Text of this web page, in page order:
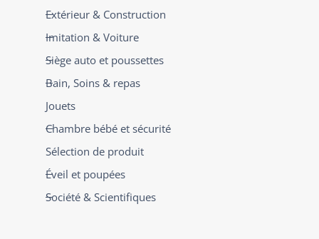
Extérieur & Construction
Imitation & Voiture
Siège auto et poussettes
Bain, Soins & repas
Jouets
Chambre bébé et sécurité
Sélection de produit
Éveil et poupées
Société & Scientifiques